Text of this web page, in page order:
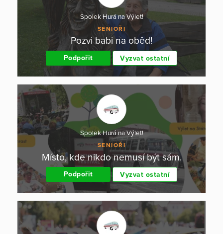
Spolek Hurá na Výlet!
SENIOŘI
Pozvi babi na oběd!
Podpořit Vyzvat ostatní
Spolek Hurá na Výlet!
SENIOŘI
Místo, kde nikdo nemusí být sám.
Podpořit Vyzvat ostatní